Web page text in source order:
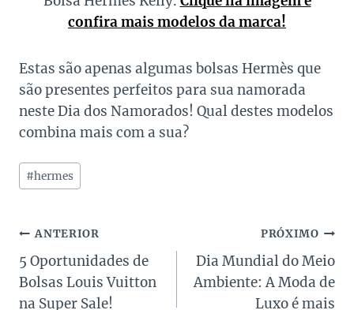
confira mais modelos da marca!
Estas são apenas algumas bolsas Hermès que
são presentes perfeitos para sua namorada
neste Dia dos Namorados! Qual destes modelos
combina mais com a sua?
Tags
do
#hermes
Navegação
de
ANTERIOR
5 Oportunidades de
Bolsas Louis Vuitton
na Super Sale!
PRÓXIMO
Dia Mundial do Meio
Ambiente: A Moda de
Luxo é mais